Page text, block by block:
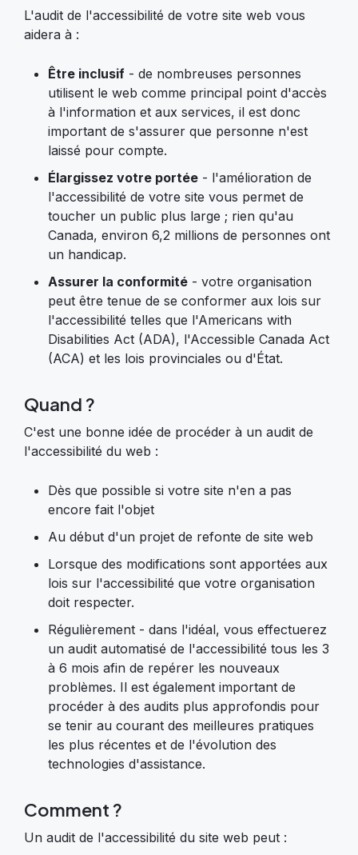
L'audit de l'accessibilité de votre site web vous
aidera à :
Être inclusif - de nombreuses personnes
utilisent le web comme principal point d'accès
à l'information et aux services, il est donc
important de s'assurer que personne n'est
laissé pour compte.
Élargissez votre portée - l'amélioration de
l'accessibilité de votre site vous permet de
toucher un public plus large ; rien qu'au
Canada, environ 6,2 millions de personnes ont
un handicap.
Assurer la conformité - votre organisation
peut être tenue de se conformer aux lois sur
l'accessibilité telles que l'Americans with
Disabilities Act (ADA), l'Accessible Canada Act
(ACA) et les lois provinciales ou d'État.
Quand ?
C'est une bonne idée de procéder à un audit de
l'accessibilité du web :
Dès que possible si votre site n'en a pas
encore fait l'objet
Au début d'un projet de refonte de site web
Lorsque des modifications sont apportées aux
lois sur l'accessibilité que votre organisation
doit respecter.
Régulièrement - dans l'idéal, vous effectuerez
un audit automatisé de l'accessibilité tous les 3
à 6 mois afin de repérer les nouveaux
problèmes. Il est également important de
procéder à des audits plus approfondis pour
se tenir au courant des meilleures pratiques
les plus récentes et de l'évolution des
technologies d'assistance.
Comment ?
Un audit de l'accessibilité du site web peut :